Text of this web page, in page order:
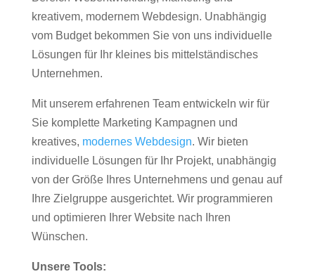
kreativem, modernem Webdesign. Unabhängig
vom Budget bekommen Sie von uns individuelle
Lösungen für Ihr kleines bis mittelständisches
Unternehmen.
Mit unserem erfahrenen Team entwickeln wir für
Sie komplette Marketing Kampagnen und
kreatives, modernes Webdesign. Wir bieten
individuelle Lösungen für Ihr Projekt, unabhängig
von der Größe Ihres Unternehmens und genau auf
Ihre Zielgruppe ausgerichtet. Wir programmieren
und optimieren Ihrer Website nach Ihren
Wünschen.
Unsere Tools: